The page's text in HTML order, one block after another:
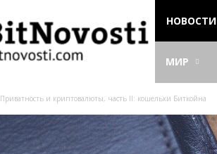
НОВОСТИ
МИР
Приватность и криптовалюты, часть II: кошельки Биткойна